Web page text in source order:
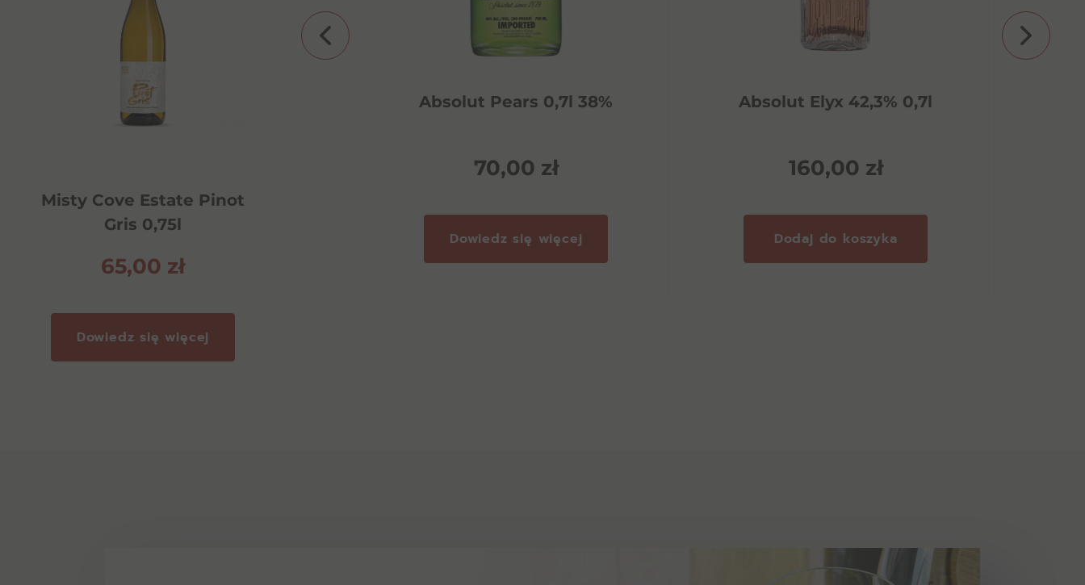
Misty Cove Estate Pinot
Gris 0,75l
65,00 zł
Dowiedz się więcej
Baba Yaga 1l 40%
Dodaj do koszyka
Absolut Pears 0,7l 38%
70,00 zł
Dowiedz się więcej
Absolut Elyx 42,3% 0,7l
160,00 zł
Dodaj do koszyka